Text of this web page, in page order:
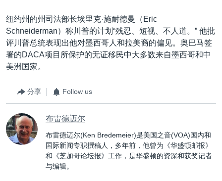
纽约州的州司法部长埃里克·施耐德曼（Eric
Schneiderman）称川普的计划“残忍、短视、不人道。” 他批
评川普总统表现出他对墨西哥人和拉美裔的偏见。奥巴马签
署的DACA项目所保护的无证移民中大多数来自墨西哥和中
美洲国家。
分享 Follow us
布雷德迈尔
布雷德迈尔(Ken Bredemeier)是美国之音(VOA)国内和
国际新闻专职撰稿人，多年前，他曾为《华盛顿邮报》
和《芝加哥论坛报》工作，是华盛顿的资深和获奖记者
与编辑。